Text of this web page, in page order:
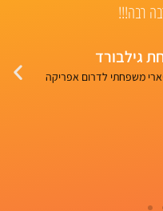
red pineapple for that